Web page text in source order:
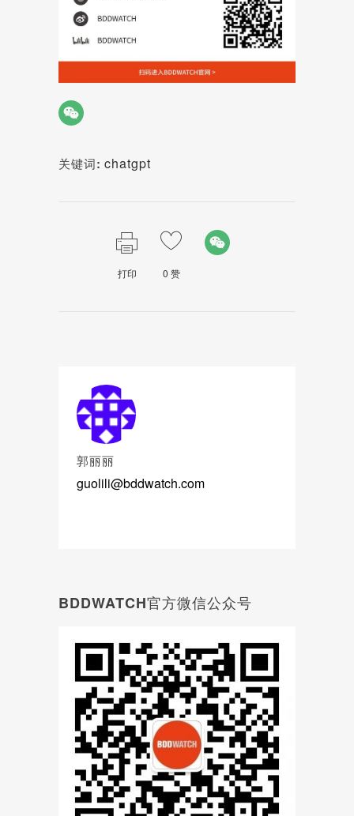
关键词: chatgpt
打印 0 赞
郭丽丽
guolili@bddwatch.com
BDDWATCH官方微信公众号